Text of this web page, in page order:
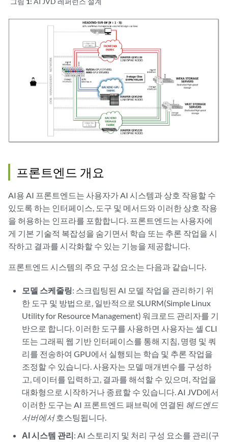
프론트엔드 개요
AI용 AI 프론트엔드는 사용자가 AI 시스템과 상호 작용할 수
있도록 하는 인터페이스, 도구 및 메서드와 이러한 상호 작용
을 허용하는 인프라를 포함합니다. 프론트엔드는 사용자에
게 기본 기술적 복잡성을 숨기면서 학습 또는 추론 작업을 시
작하고 결과를 시각화할 수 있는 기능을 제공합니다.
프론트엔드 시스템의 주요 구성 요소는 다음과 같습니다.
모델 스케줄링: 스크립팅된 AI 모델 작업을 관리하기 위
한 도구 및 방법으로, 일반적으로 SLURM(Simple Linux
Utility for Resource Management) 워크로드 관리자를 기
반으로 합니다. 이러한 도구를 사용하면 사용자는 셸 CLI
또는 그래픽 웹 기반 인터페이스를 통해 지침, 명령 및 쿼
리를 전송하여 GPU에서 실행되는 학습 및 추론 작업을
조정할 수 있습니다. 사용자는 모델 매개변수를 구성하
고, 데이터를 입력하고, 결과를 해석할 수 있으며, 작업을
대화형으로 시작하거나 종료할 수 있습니다. AI JVD에서
이러한 도구는 AI 프론트엔드 패브릭에 연결된 헤드엔드
서버에서호스팅됩니다.
AI 시스템 관리: AI 스토리지 및 처리 구성 요소를 관리(구